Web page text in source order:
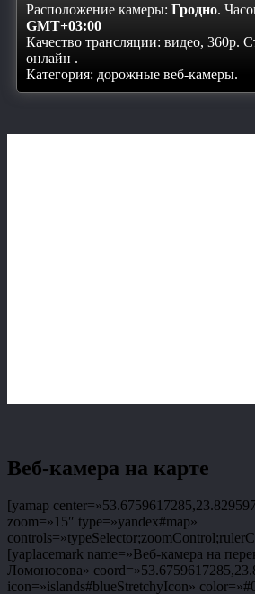
Расположение камеры: Гродно.
GMT+03:00
Качество трансляции: видео, 360p.
онлайн .
Категория: дорожные веб-камеры.
Веб-камера на карте
[yamap
zoom=»15″ type=»yandex#map»
[yaplacemark name=»Веб-камера на
Ломоносова»
icon=»islands#blueStretchyIcon»